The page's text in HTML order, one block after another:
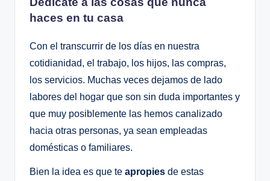
haces en tu casa
Con el transcurrir de los días en nuestra
cotidianidad, el trabajo, los hijos, las compras,
los servicios. Muchas veces dejamos de lado
labores del hogar que son sin duda importantes y
que muy posiblemente las hemos canalizado
hacia otras personas, ya sean empleadas
domésticas o familiares.
Bien la idea es que te apropies de estas